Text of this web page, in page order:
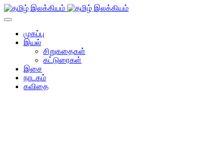
முகப்பு
இயல்
சிறுகதைகள்
கட்டுரைகள்
இசை
நாடகம்
கவிதை